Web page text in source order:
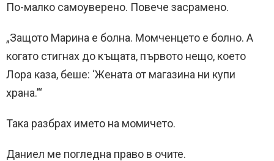
По-малко самоуверено. Повече засрамено.
„Защото Марина е болна. Момченцето е болно. А
когато стигнах до къщата, първото нещо, което
Лора каза, беше: ‘Жената от магазина ни купи
храна.’“
Така разбрах името на момичето.
Даниел ме погледна право в очите.